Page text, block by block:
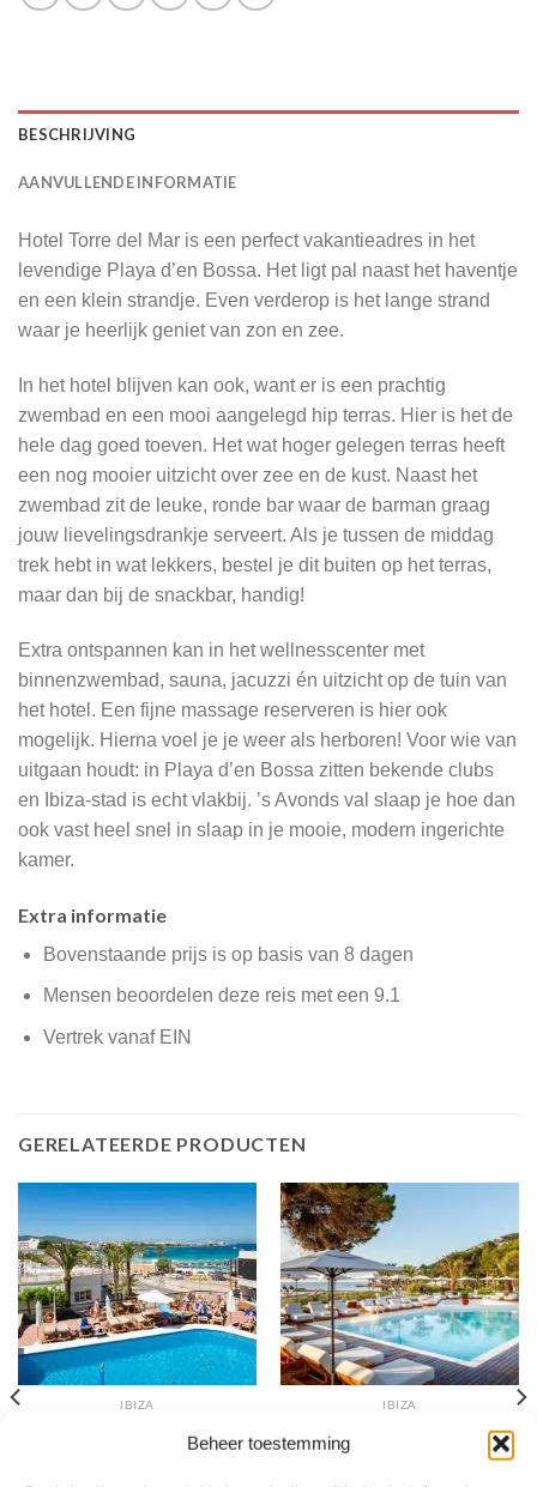
Beheer toestemming
BESCHRIJVING
AANVULLENDE INFORMATIE
Hotel Torre del Mar is een perfect vakantieadres in het
levendige Playa d’en Bossa. Het ligt pal naast het haventje
en een klein strandje. Even verderop is het lange strand
waar je heerlijk geniet van zon en zee.
In het hotel blijven kan ook, want er is een prachtig
zwembad en een mooi aangelegd hip terras. Hier is het de
hele dag goed toeven. Het wat hoger gelegen terras heeft
een nog mooier uitzicht over zee en de kust. Naast het
zwembad zit de leuke, ronde bar waar de barman graag
jouw lievelingsdrankje serveert. Als je tussen de middag
trek hebt in wat lekkers, bestel je dit buiten op het terras,
maar dan bij de snackbar, handig!
Extra ontspannen kan in het wellnesscenter met
binnenzwembad, sauna, jacuzzi én uitzicht op de tuin van
het hotel. Een fijne massage reserveren is hier ook
mogelijk. Hierna voel je je weer als herboren! Voor wie van
uitgaan houdt: in Playa d’en Bossa zitten bekende clubs
en Ibiza-stad is echt vlakbij. ’s Avonds val slaap je hoe dan
ook vast heel snel in slaap in je mooie, modern ingerichte
kamer.
Extra informatie
Bovenstaande prijs is op basis van 8 dagen
Mensen beoordelen deze reis met een 9.1
Vertrek vanaf EIN
GERELATEERDE PRODUCTEN
IBIZA IBIZA